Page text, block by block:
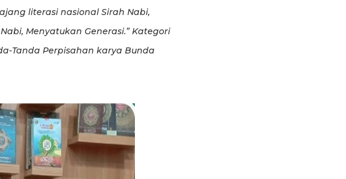
literasi nasional Sirah Nabi,
Menyatukan Generasi.” Kategori
Tanda Perpisahan karya Bunda